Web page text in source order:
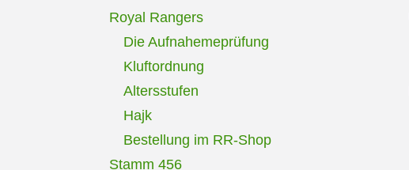
Royal Rangers
Die Aufnahemeprüfung
Kluftordnung
Altersstufen
Hajk
Bestellung im RR-Shop
Stamm 456